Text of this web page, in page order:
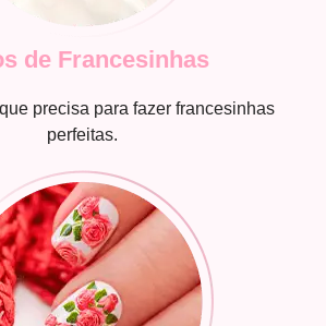
de Francesinhas
precisa para fazer francesinhas
perfeitas.